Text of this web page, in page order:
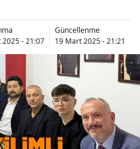
- 21:07
Güncellenme
19 Mart 2025 - 21:21